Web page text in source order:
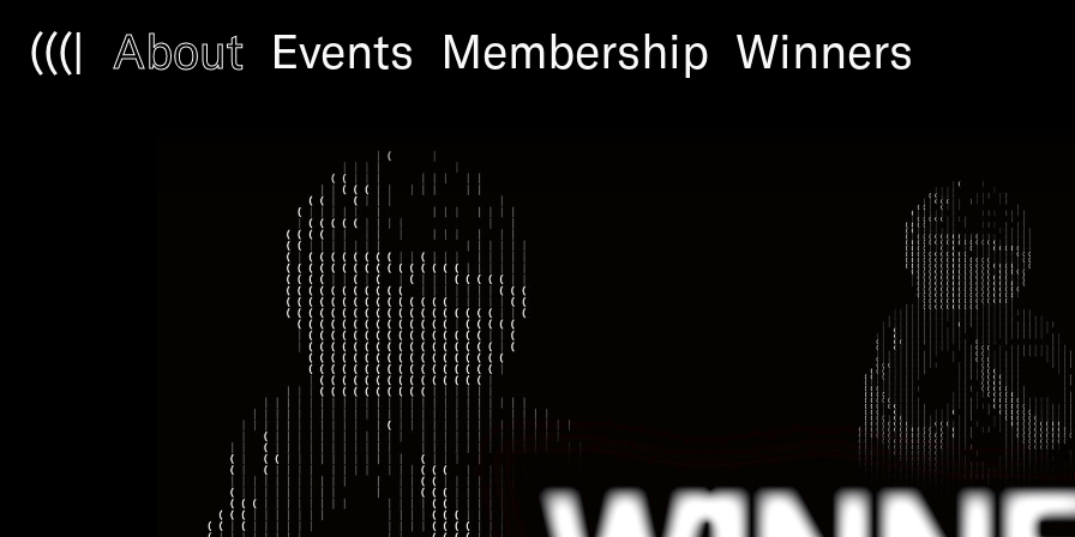
(((| About Events Membership Winners
CCA Venus Award
The CCA Venus Award is the most important
Austria. It honors the best ideas in the
the Austrian marketplace and puts their
the spotlight. There is a chance to win the
silver or bronze in various category groups.